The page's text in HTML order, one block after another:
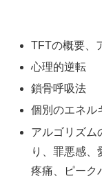
TFTの概要、
心理的逆転
鎖骨呼吸法
個別のエネル
アルゴリズム
り、罪悪感、
疼痛、ピーク